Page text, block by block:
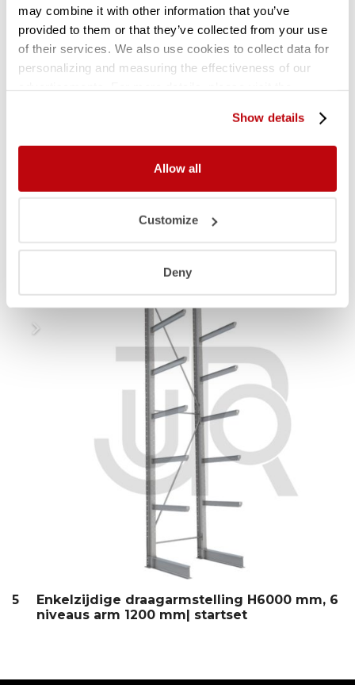
may combine it with other information that you’ve
provided to them or that they’ve collected from your use
of their services. We also use cookies to collect data for
personalizing and measuring the effectiveness of our
Show details
Allow all
Customize
Deny
verder over informeren.
Certificering:
Onze stellingen worden berekend conform
constructie wordt de bouwnorm aangehouden
Gerelateerde producten
Enkelzijdige draagarmstelling H6000 mm, 6
niveaus arm 1200 mm| startset